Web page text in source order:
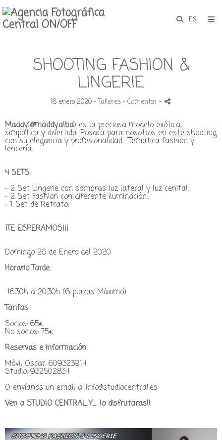
SHOOTING FASHION &
LINGERIE
16 enero 2020 -Talleres- Comentar-
Maddy(@maddy.alba) es la preciosa modelo exótica,
simpática y divertida. Posará para nosotros en este shooting
con su elegancia y profesionalidad. Temática fashion y
lencería.
4 SETS:
- 2 Set Lingerie con sombras luz lateral y luz cenital.
- 2 Set Fashion con diferente iluminación.
- 1 Set de Retrato,
¡TE ESPERAMOS!!!
Domingo 26 de Enero del 2020
Horario Tarde:
16:30h a 20:30h (6 plazas Máximo)
Tarifas
Socios: 65€
No socios: 75€
Reservas e información:
Móvil Oscar: 609323914
Studio: 932502834
O envíanos un email a: info@studiocentral.es
Ven a STUDIO CENTRAL Y…. lo disfrutaras!!